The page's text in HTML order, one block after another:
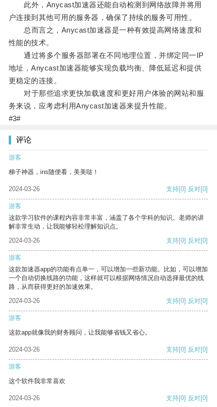
此外，Anycast加速器还能自动检测到网络故障并将用
户连接到其他可用的服务器，确保了持续的服务可用性。
总而言之，Anycast加速器是一种有效提高网络速度和
性能的技术。
通过将多个服务器部署在不同地理位置，并绑定同一IP
地址，Anycast加速器能够实现负载均衡、降低延迟和提供
更稳定的连接。
对于那些追求更快加载速度和更好用户体验的网站和服
务来说，应考虑利用Anycast加速器来提升性能。
#3#
评论
游客
梯子神器，ins随便看，美美哒！
2024-03-26 支持[0] 反对[0]
游客
这款学习软件的课程内容非常丰富，涵盖了各个学科的知识。老师的讲
解非常生动，让我能够轻松理解知识点。
2024-03-26
支持[0] 反对[0]
游客
这款加速器app的功能有点单一，可以增加一些新功能。比如，可以增加
一个自动切换线路的功能，这样就可以根据网络情况自动选择最优的线
路，从而获得更好的加速效果。
2024-03-26
支持[0] 反对[0]
游客
这款app就像我的财务顾问，让我能够省钱又省心。
2024-03-26 支持[0] 反对[0]
游客
这个软件我非常喜欢
2024-03-26 支持[0] 反对[0]